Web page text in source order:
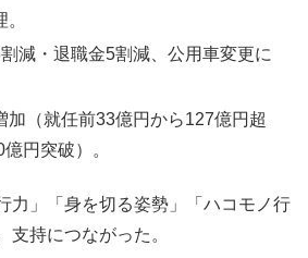
減・退職金5割減、公用車変更に
加（就任前33億円から127億円超
円突破）。
力」「身を切る姿勢」「ハコモノ行
支持につながった。